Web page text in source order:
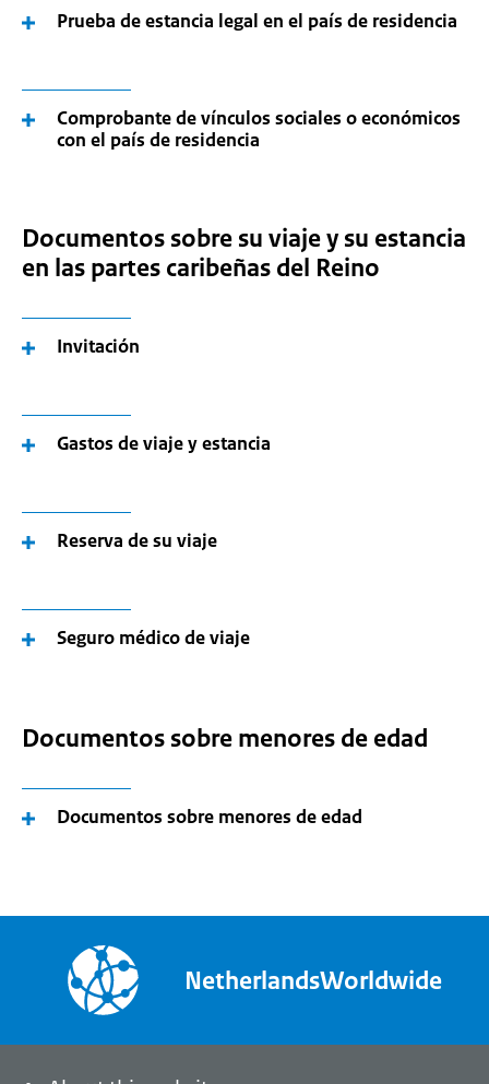
Prueba de estancia legal en el país de residencia
Comprobante de vínculos sociales o económicos
con el país de residencia
Documentos sobre su viaje y su estancia
en las partes caribeñas del Reino
Invitación
Gastos de viaje y estancia
Reserva de su viaje
Seguro médico de viaje
Documentos sobre menores de edad
Documentos sobre menores de edad
NetherlandsWorldwide